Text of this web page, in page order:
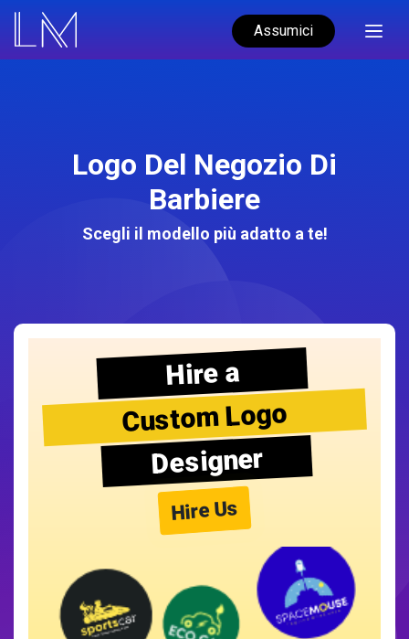
Assumici
Logo Del Negozio Di
Barbiere
Scegli il modello più adatto a te!
Hire a
Custom Logo
Designer
Hire Us